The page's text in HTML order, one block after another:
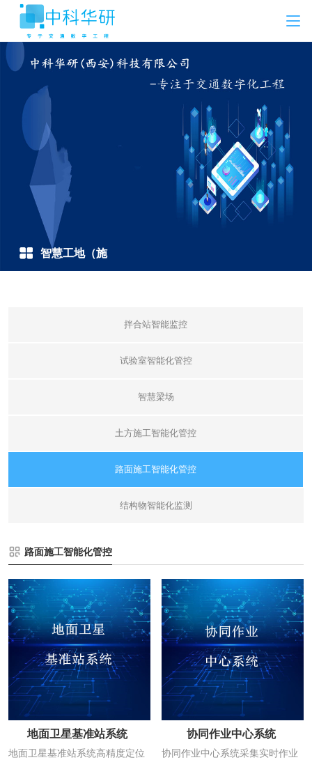
智慧工地（施
拌合站智能监控
试验室智能化管控
智慧梁场
土方施工智能化管控
路面施工智能化管控
结构物智能化监测
路面施工智能化管控
地面卫星基准站系统
地面卫星基准站系统高精度定位
协同作业中心系统
协同作业中心系统采集实时作业